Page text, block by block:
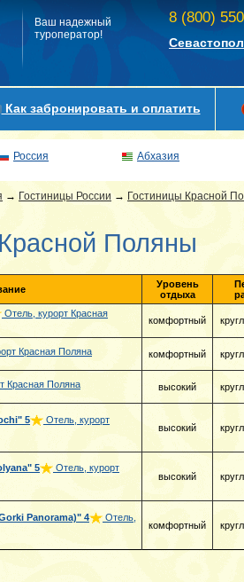
Ваш надежный
туроператор!
8 (800)
Как забронировать и оплатить
Россия Абхазия
→ Гостиницы России → Гостиницы Красной
Поляны
Уровень
отдыха
Отель, курорт Красная
комфортный
Красная Поляна комфортный
Красная Поляна высокий
5
Отель, курорт
высокий
5
Отель, курорт
высокий
Panorama)" 4
Отель,
комфортный